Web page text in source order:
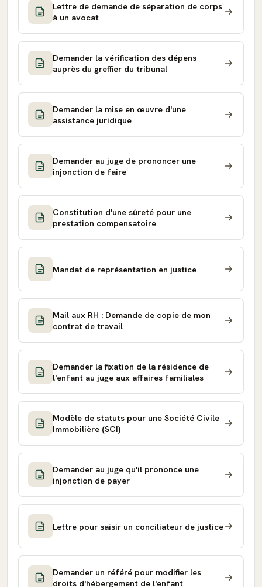
Lettre de demande de séparation de corps
à un avocat
Demander la vérification des dépens
auprès du greffier du tribunal
Demander la mise en œuvre d'une
assistance juridique
Demander au juge de prononcer une
injonction de faire
Constitution d'une sûreté pour une
prestation compensatoire
Mandat de représentation en justice
Mail aux RH : Demande de copie de mon
contrat de travail
Demander la fixation de la résidence de
l'enfant au juge aux affaires familiales
Modèle de statuts pour une Société Civile
Immobilière (SCI)
Demander au juge qu'il prononce une
injonction de payer
Lettre pour saisir un conciliateur de justice
Demander un référé pour modifier les
droits d'hébergement de l'enfant